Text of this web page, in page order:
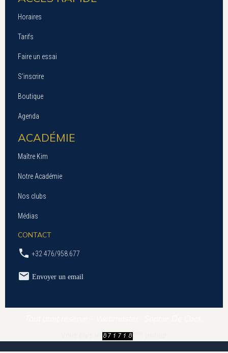
Horaires
Tarifs
Faire un essai
S’inscrire
Boutique
Agenda
ACADÉMIE
Maître Kim
Notre Académie
Nos clubs
Médias
CONTACT
+32 476/958.677
Envoyer un email